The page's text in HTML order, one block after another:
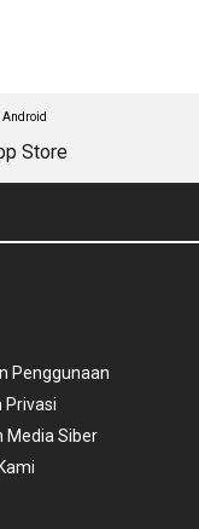
Android
Penggunaan
Privasi
Media Siber